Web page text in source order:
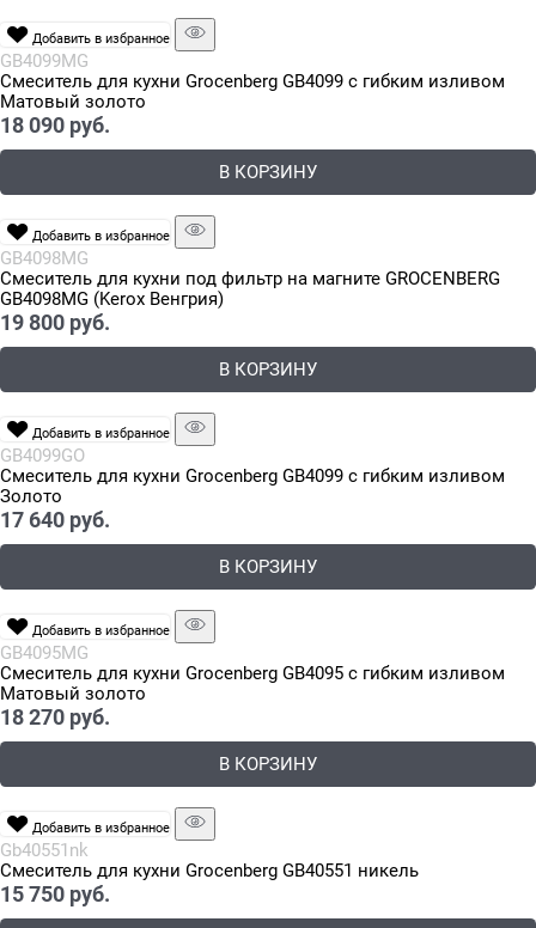
Добавить в избранное
GB4099MG
Смеситель для кухни Grocenberg GB4099 с гибким изливом
Матовый золото
18 090 руб.
В КОРЗИНУ
Добавить в избранное
GB4098MG
Смеситель для кухни под фильтр на магните GROCENBERG
GB4098MG (Kerox Венгрия)
19 800 руб.
В КОРЗИНУ
Добавить в избранное
GB4099GO
Смеситель для кухни Grocenberg GB4099 с гибким изливом
Золото
17 640 руб.
В КОРЗИНУ
Добавить в избранное
GB4095MG
Смеситель для кухни Grocenberg GB4095 с гибким изливом
Матовый золото
18 270 руб.
В КОРЗИНУ
Добавить в избранное
Gb40551nk
Смеситель для кухни Grocenberg GB40551 никель
15 750 руб.